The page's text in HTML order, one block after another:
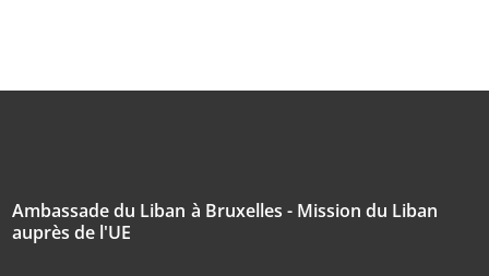
Ambassade du Liban à Bruxelles - Mission du Liban
auprès de l'UE